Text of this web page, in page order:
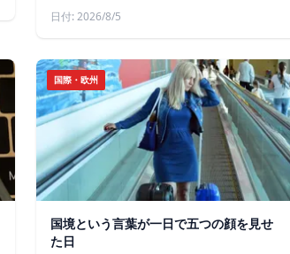
日付: 2026/8/5
国際・欧州
国境という言葉が一日で五つの顔を見せ
た日